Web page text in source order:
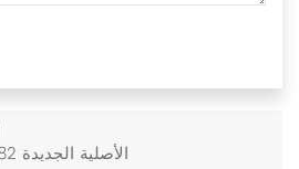
وحدة ABB PM582 الأصلية الجديدة